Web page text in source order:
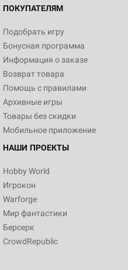
ПОКУПАТЕЛЯМ
Подобрать игру
Бонусная программа
Информация о заказе
Возврат товара
Помощь с правилами
Архивные игры
Товары без скидки
Мобильное приложение
НАШИ ПРОЕКТЫ
Hobby World
Игрокон
Warforge
Мир фантастики
Берсерк
CrowdRepublic